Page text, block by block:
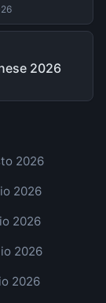
2026
2026
2026
2026
2026
2026